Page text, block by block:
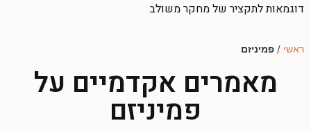
דוגמאות לתקציר של מחקר משולב
ראשי / פמיניזם
מאמרים אקדמיים על
פמיניזם